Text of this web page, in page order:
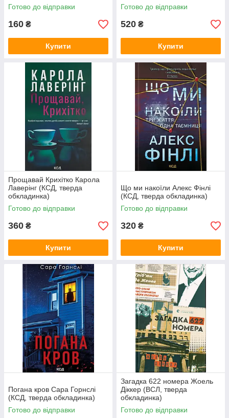
Готово до відправки
160 ₴
Купити
Готово до відправки
520 ₴
Купити
Прощавай Крихітко Карола
Лаверінг (КСД, тверда
обкладинка)
Готово до відправки
360 ₴
Купити
Що ми накоїли Алекс Фінлі
(КСД, тверда обкладинка)
Готово до відправки
320 ₴
Купити
Погана кров Сара Горнслі
(КСД, тверда обкладинка)
Готово до відправки
Загадка 622 номера Жоель
Діккер (ВСЛ, тверда
обкладинка)
Готово до відправки